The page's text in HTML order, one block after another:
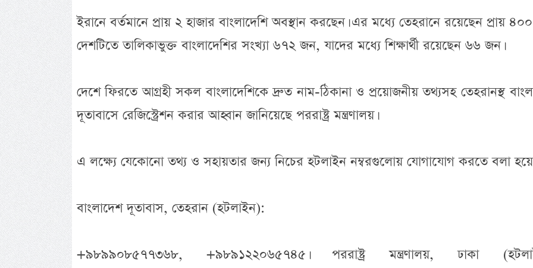
ইরানে বর্তমানে প্রায় ২ হাজার বাংলাদেশি অবস্থান করছেন। এর মধ্যে তেহরানে রয়েছেন প্রায়
দেশটিতে তালিকাভুক্ত বাংলাদেশির সংখ্যা ৬৭২ জন, যাদের মধ্যে শিক্ষার্থী রয়েছেন ৬৬ জন।
দেশে ফিরতে আগ্রহী সকল বাংলাদেশিকে দ্রুত নাম-ঠিকানা ও প্রয়োজনীয় তথ্যসহ তেহরানস্থ
দূতাবাসে রেজিস্ট্রেশন করার আহ্বান জানিয়েছে পররাষ্ট্র মন্ত্রণালয়।
এ লক্ষ্যে যেকোনো তথ্য ও সহায়তার জন্য নিচের হটলাইন নম্বরগুলোয় যোগাযোগ করতে বলা
বাংলাদেশ দূতাবাস, তেহরান (হটলাইন):
+৯৮৯৯০৮৫৭৭৩৬৮, +৯৮৯১২২০৬৫৭৪৫। পররাষ্ট্র মন্ত্রণালয়, ঢাকা